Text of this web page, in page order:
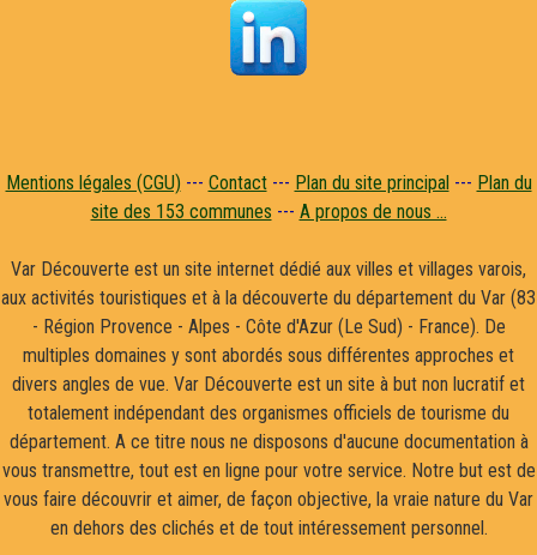
Mentions légales (CGU) --- Contact--- Plan du site principal--- Plan du
site des 153 communes --- A propos de nous ...
Var Découverte est un site internet dédié aux villes et villages varois,
aux activités touristiques et à la découverte du département du Var (83
- Région Provence - Alpes - Côte d'Azur (Le Sud) - France). De
multiples domaines y sont abordés sous différentes approches et
divers angles de vue. Var Découverte est un site à but non lucratif et
totalement indépendant des organismes officiels de tourisme du
département. A ce titre nous ne disposons d'aucune documentation à
vous transmettre, tout est en ligne pour votre service. Notre but est de
vous faire découvrir et aimer, de façon objective, la vraie nature du Var
en dehors des clichés et de tout intéressement personnel.